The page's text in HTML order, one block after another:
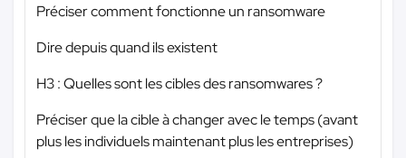
Préciser comment fonctionne un ransomware
Dire depuis quand ils existent
H3 : Quelles sont les cibles des ransomwares ?
Préciser que la cible à changer avec le temps (avant
plus les individuels maintenant plus les entreprises)